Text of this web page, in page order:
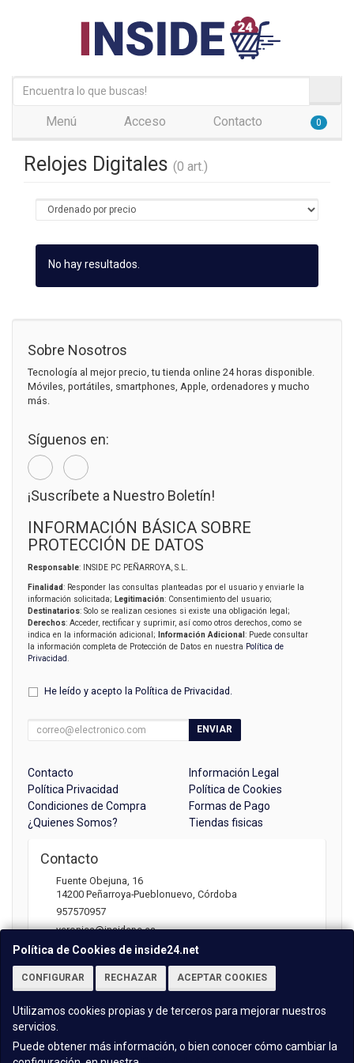
Menú Acceso Contacto 0
Relojes Digitales (0 art.)
No hay resultados.
Política de Cookies de inside24.net
CONFIGURAR RECHAZAR ACEPTAR COOKIES
Utilizamos cookies propias y de terceros para mejorar nuestros
servicios.
Puede obtener más información, o bien conocer cómo cambiar la
Sobre Nosotros
Tecnología al mejor precio, tu tienda online 24 horas disponible.
Móviles, portátiles, smartphones, Apple, ordenadores y mucho
más.
Síguenos en:
¡Suscríbete a Nuestro Boletín!
INFORMACIÓN BÁSICA SOBRE
PROTECCIÓN DE DATOS
Responsable: INSIDE PC PEÑARROYA, S.L.
Finalidad: Responder las consultas planteadas por el usuario y enviarle la
información solicitada; Legitimación: Consentimiento del usuario;
Destinatarios: Solo se realizan cesiones si existe una obligación legal;
Derechos: Acceder, rectificar y suprimir, así como otros derechos, como se
indica en la información adicional;
Información Adicional : Puede consultar
la información completa de Protección de Datos en nuestra Política de
Privacidad
He leído y acepto la Política de Privacidad .
ENVIAR
Contacto
Información Legal
Política Privacidad
Política de Cookies
Condiciones de Compra
Formas de Pago
¿Quienes Somos?
Tiendas fisicas
Contacto
Fuente Obejuna, 16
14200 Peñarroya-Pueblonuevo, Córdoba
957570957
veronica@insidepc.es
Horario
Atención telefónica: 09:30 - 13:30 | 17:00 -20:30